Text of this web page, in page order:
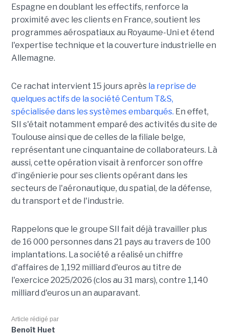
Espagne en doublant les effectifs, renforce la
proximité avec les clients en France, soutient les
programmes aérospatiaux au Royaume-Uni et étend
l'expertise technique et la couverture industrielle en
Allemagne.
Ce rachat intervient 15 jours après la reprise de
quelques actifs de la société Centum T&S,
spécialisée dans les systèmes embarqués. En effet,
SII s'était notamment emparé des activités du site de
Toulouse ainsi que de celles de la filiale belge,
représentant une cinquantaine de collaborateurs. Là
aussi, cette opération visait à renforcer son offre
d'ingénierie pour ses clients opérant dans les
secteurs de l'aéronautique, du spatial, de la défense,
du transport et de l'industrie.
Rappelons que le groupe SII fait déjà travailler plus
de 16 000 personnes dans 21 pays au travers de 100
implantations. La société a réalisé un chiffre
d'affaires de 1,192 milliard d'euros au titre de
l'exercice 2025/2026 (clos au 31 mars), contre 1,140
milliard d'euros un an auparavant.
Article rédigé par
Benoît Huet